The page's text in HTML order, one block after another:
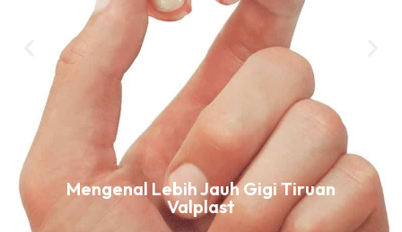
Mengenal Lebih Jauh Gigi Tiruan
Valplast